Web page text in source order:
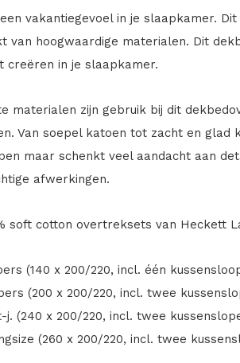
vakantiegevoel in je slaapkamer.
van hoogwaardige materialen. Dit
creëren in je slaapkamer.
materialen zijn gebruik bij dit
Van soepel katoen tot zacht en glad
maar schenkt veel aandacht aan
afwerkingen.
soft cotton overtreksets van Heckett
(140 x 200/220, incl. één
(200 x 200/220, incl. twee
j. (240 x 200/220, incl. twee
(260 x 200/220, incl. twee